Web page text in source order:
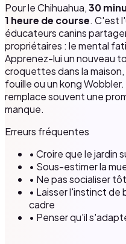
Pour le Chihuahua,30
1 heure de course. C'est
éducateurs canins
propriétaires : le mental
Apprenez-lui un nouveau
croquettes dans la
fouille ou un kong
remplace souvent une
manque.
Erreurs fréquentes
• Croire que le jardin
• Sous-estimer la
• Ne pas socialiser
• Laisser l'instinct de
cadre
• Penser qu'il